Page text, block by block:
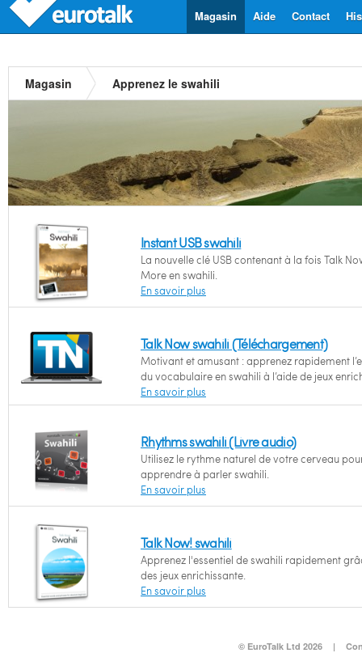
Contact
Aide
Magasin
Magasin Apprenez le swahili
Instant USB swahili
La nouvelle clé USB contenant à la fois Talk
More en swahili.
En savoir plus
Talk Now swahili (Téléchargement)
Motivant et amusant : apprenez rapidement
du vocabulaire en swahili à l’aide de jeux
En savoir plus
Rhythms swahili (Livre audio)
Utilisez le rythme naturel de votre cerveau
apprendre à parler swahili.
En savoir plus
Talk Now! swahili
Apprenez l'essentiel de swahili rapidement
des jeux enrichissante.
En savoir plus
© EuroTalk Ltd 2026 |